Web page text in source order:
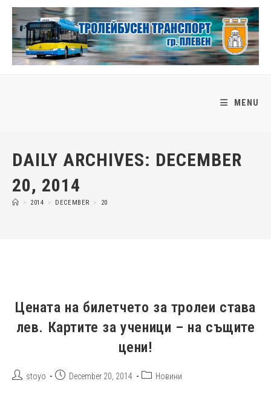
Skip
content
MENU
DAILY ARCHIVES: DECEMBER
20, 2014
> 2014 > DECEMBER > 20
Цената на билетчето за тролеи става
лев. Картите за ученици – на същите
цени!
Poststoyo
PostDecember 20, 2014
PostНовини